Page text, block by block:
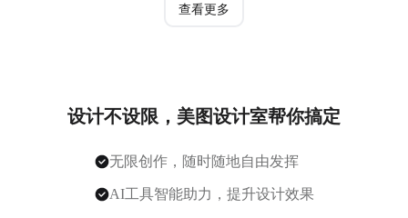
查看更多
设计不设限，美图设计室帮你搞定
无限创作，随时随地自由发挥
AI工具智能助力，提升设计效果